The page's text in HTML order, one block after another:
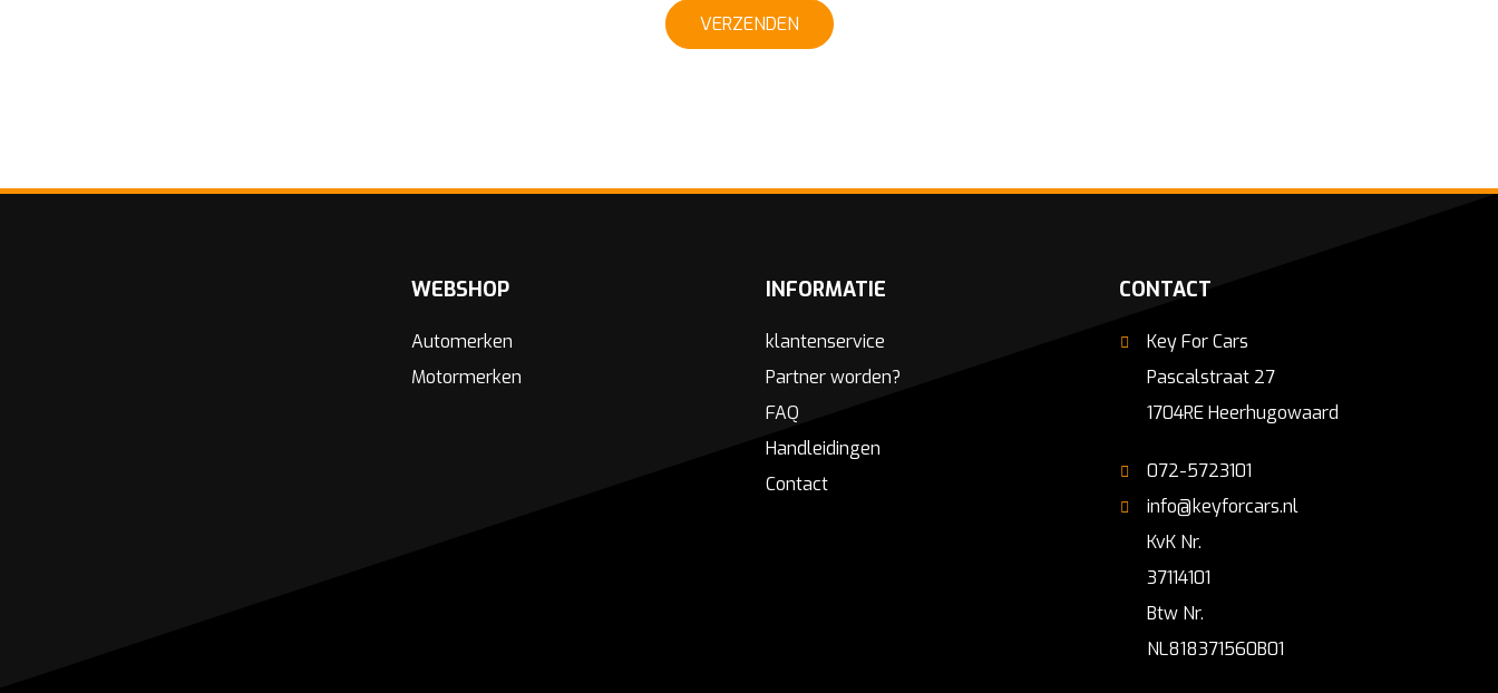
VERZENDEN
WEBSHOP
Automerken
Motormerken
INFORMATIE
klantenservice
Partner worden?
FAQ
Handleidingen
Contact
CONTACT
Key For Cars
Pascalstraat 27
1704RE Heerhugowaard
072-5723101
info@keyforcars.nl
KvK Nr.
37114101
Btw Nr.
NL818371560B01